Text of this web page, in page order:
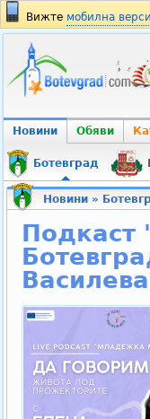
Вижте мобилна
Новини Обяви
Ботевград
Новини»
Подкаст